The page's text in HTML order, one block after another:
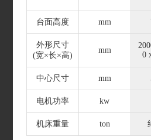
台面高度 mm
外形尺寸
(宽×长×高)
mm
0
中心尺寸 mm
电机功率 kw
机床重量 ton